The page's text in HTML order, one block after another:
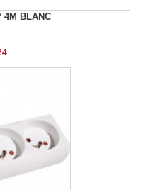
4M BLANC